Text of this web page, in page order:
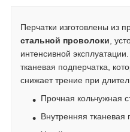
Перчатки изготовлены из
стальной проволоки ,
интенсивной
тканевая подперчатка,
снижает трение при
Прочная кольчужная
Внутренняя